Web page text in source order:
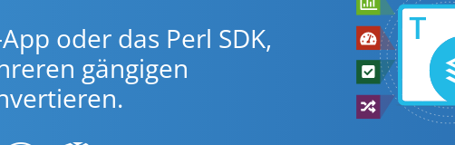
oder das Perl SDK,
gängigen